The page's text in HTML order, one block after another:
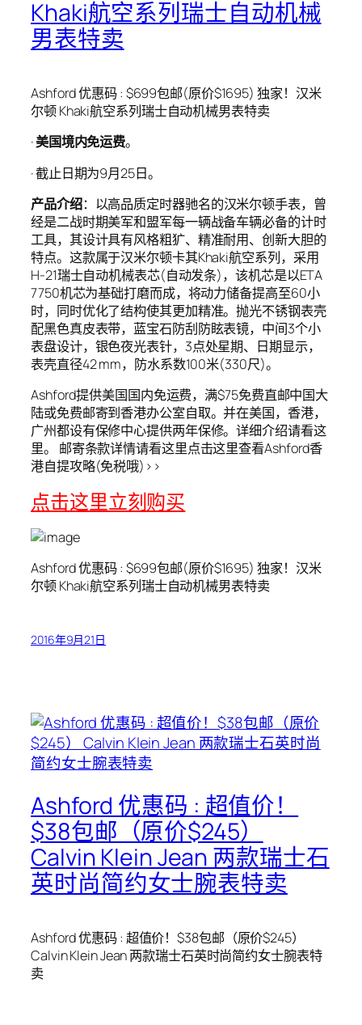
Khaki航空系列瑞士自动机械
男表特卖
Ashford 优惠码 : $699包邮(原价$1695) 独家！汉米
尔顿 Khaki航空系列瑞士自动机械男表特卖
·美国境内免运费。
· 截止日期为9月25日。
产品介绍：以高品质定时器驰名的汉米尔顿手表，曾
经是二战时期美军和盟军每一辆战备车辆必备的计时
工具，其设计具有风格粗犷、精准耐用、创新大胆的
特点。这款属于汉米尔顿卡其Khaki航空系列，采用
H-21瑞士自动机械表芯(自动发条)，该机芯是以ETA
7750机芯为基础打磨而成，将动力储备提高至60小
时，同时优化了结构使其更加精准。抛光不锈钢表壳
配黑色真皮表带，蓝宝石防刮防眩表镜，中间3个小
表盘设计，银色夜光表针，3点处星期、日期显示，
表壳直径42 mm，防水系数100米(330尺)。
Ashford提供美国国内免运费，满$75免费直邮中国大
陆或免费邮寄到香港办公室自取。并在美国，香港，
广州都设有保修中心提供两年保修。详细介绍请看这
里。 邮寄条款详情请看这里点击这里查看Ashford香
港自提攻略(免税哦)>>
点击这里立刻购买
Ashford 优惠码 : $699包邮(原价$1695) 独家！汉米
尔顿 Khaki航空系列瑞士自动机械男表特卖
2016年9月21日
Ashford 优惠码 : 超值价！
$38包邮（原价$245）
Calvin Klein Jean 两款瑞士石
英时尚简约女士腕表特卖
Ashford 优惠码 : 超值价！$38包邮（原价$245）
Calvin Klein Jean 两款瑞士石英时尚简约女士腕表特
卖